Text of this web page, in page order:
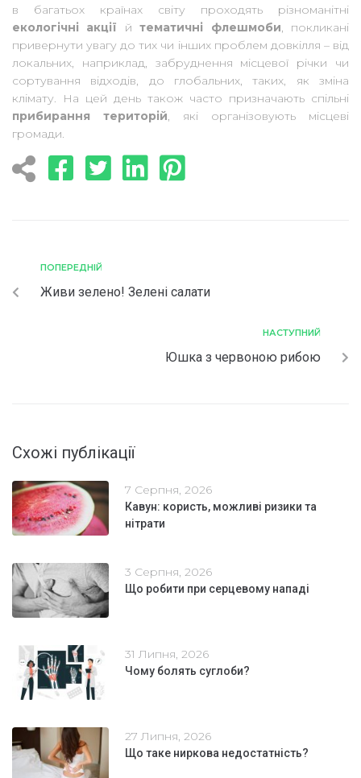
в багатьох країнах світу проходять різноманітні
екологічні акції йтематичні флешмоби, покликані
привернути увагу до тих чи інших проблем довкілля – від
локальних, наприклад, забруднення місцевої річки чи
сортування відходів, до глобальних, таких, як зміна
клімату. На цей день також часто призначають спільні
прибирання територій, які організовують місцеві
громади.
ПОПЕРЕДНІЙ
Живи зелено! Зелені салати
НАСТУПНИЙ
Юшка з червоною рибою
Схожі публікації
7 Серпня, 2026
Кавун: користь, можливі ризики та
нітрати
3 Серпня, 2026
Що робити при серцевому нападі
31 Липня, 2026
Чому болять суглоби?
27 Липня, 2026
Що таке ниркова недостатність?